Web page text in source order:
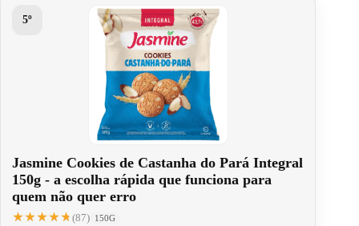
5º
Jasmine Cookies de Castanha do Pará Integral
150g - a escolha rápida que funciona para
quem não quer erro
★★★★★
★★★★★ (87) 150G